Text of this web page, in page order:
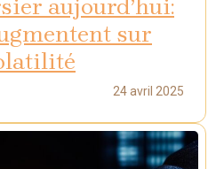
aujourd’hui:
sur
24 avril 2025